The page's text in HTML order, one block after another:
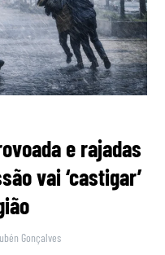
e rajadas
vai ‘castigar’
Gonçalves